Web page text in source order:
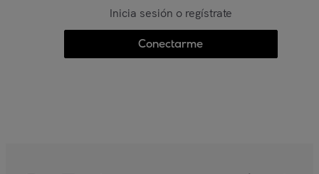
Inicia sesión o regístrate
Conectarme